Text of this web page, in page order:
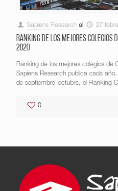
Sapiens Research el 27
Ranking de los mejores colegios
2020
Ranking de los mejores colegios de
Sapiens Research publica cada
de septiembre-octubre, el Ranking
0